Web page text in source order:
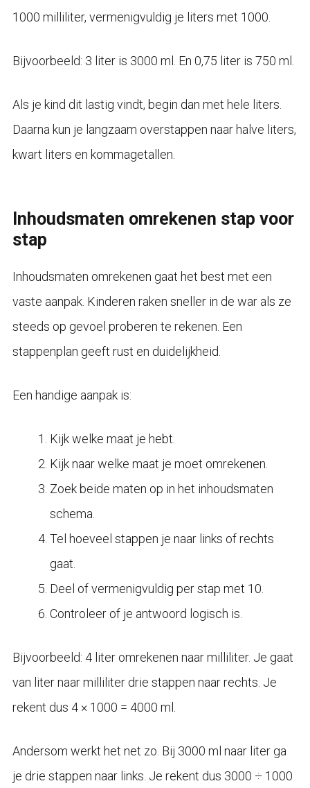
1000 milliliter, vermenigvuldig je liters met 1000.
Bijvoorbeeld: 3 liter is 3000 ml. En 0,75 liter is 750 ml.
Als je kind dit lastig vindt, begin dan met hele liters.
Daarna kun je langzaam overstappen naar halve liters,
kwart liters en kommagetallen.
Inhoudsmaten omrekenen stap voor
stap
Inhoudsmaten omrekenen gaat het best met een
vaste aanpak. Kinderen raken sneller in de war als ze
steeds op gevoel proberen te rekenen. Een
stappenplan geeft rust en duidelijkheid.
Een handige aanpak is:
Kijk welke maat je hebt.
Kijk naar welke maat je moet omrekenen.
Zoek beide maten op in het inhoudsmaten
schema.
Tel hoeveel stappen je naar links of rechts
gaat.
Deel of vermenigvuldig per stap met 10.
Controleer of je antwoord logisch is.
Bijvoorbeeld: 4 liter omrekenen naar milliliter. Je gaat
van liter naar milliliter drie stappen naar rechts. Je
rekent dus 4 × 1000 = 4000 ml.
Andersom werkt het net zo. Bij 3000 ml naar liter ga
je drie stappen naar links. Je rekent dus 3000 ÷ 1000